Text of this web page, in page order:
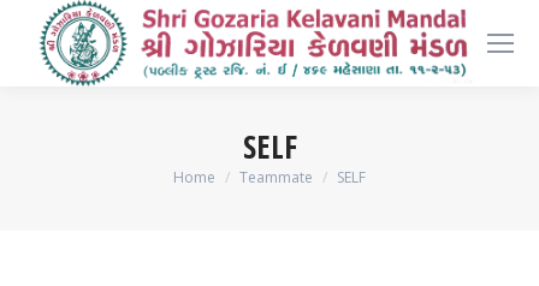
SELF
You are here:
Home Teammate SELF